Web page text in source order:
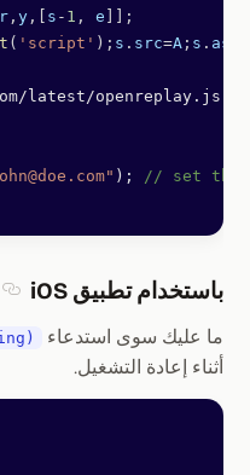
r , y ,[ s - 1 , e ]];
( 'script' ); s . src=A ; s .
latest/
); // set the
باستخدام تطبيق iOS
ما عليك سوى استدعاء
أثناء إعادة التشغيل.